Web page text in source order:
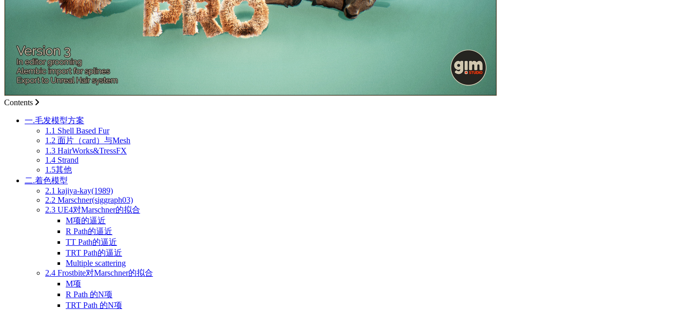
Contents
一.毛发模型方案
1.1 Shell Based Fur
1.2 面片（card）与Mesh
1.3 HairWorks&TressFX
1.4 Strand
1.5其他
二.着色模型
2.1 kajiya-kay(1989)
2.2 Marschner(siggraph03)
2.3 UE4对Marschner的拟合
M项的逼近
R Path的逼近
TT Path的逼近
TRT Path的逼近
Multiple scattering
2.4 Frostbite对Marschner的拟合
M项
R Path 的N项
TRT Path 的N项